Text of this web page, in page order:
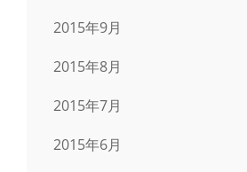
2015年9月
2015年8月
2015年7月
2015年6月